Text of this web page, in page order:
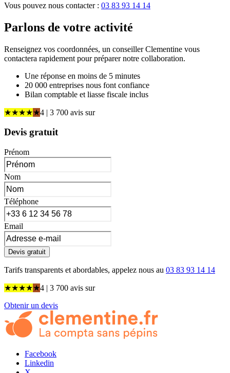
Vous pouvez nous contacter : 03 83 93 14 14
Parlons de votre activité
Renseignez vos coordonnées, un conseiller Clementine vous
contactera rapidement pour préparer notre collaboration.
Une réponse en moins de 5 minutes
20 000 entreprises nous font confiance
Bilan comptable et liasse fiscale inclus
★★★★★4 | 3 700 avis sur
Devis gratuit
Prénom
Nom
Téléphone
Email
Devis gratuit
Tarifs transparents et abordables, appelez nous au 03 83 93 14 14
★★★★★4 | 3 700 avis sur
Obtenir un devis
Facebook
Linkedin